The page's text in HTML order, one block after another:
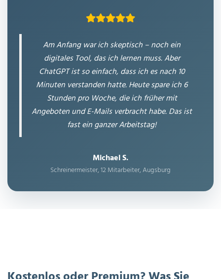
Am Anfang war ich skeptisch – noch ein
digitales Tool, das ich lernen muss. Aber
ChatGPT ist so einfach, dass ich es nach 10
Minuten verstanden hatte. Heute spare ich 6
Stunden pro Woche, die ich früher mit
Angeboten und E-Mails verbracht habe. Das ist
fast ein ganzer Arbeitstag!
Michael S.
Schreinermeister, 12 Mitarbeiter, Augsburg